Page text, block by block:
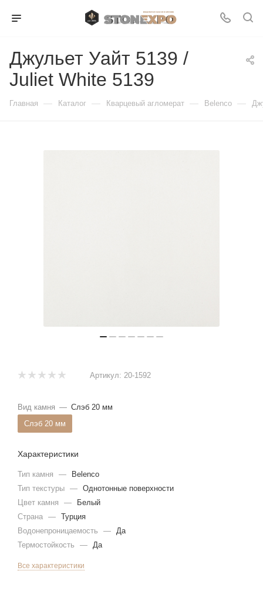
Джульет Уайт 5139 /
Juliet White 5139
Главная — Каталог — Кварцевый агломерат — Belenco —
Артикул: 20-1592
Вид камня — Слэб 20 мм
Слэб 20 мм
Характеристики
Тип камня —
Belenco
Тип текстуры — Однотонные поверхности
Цвет камня
—
Белый
Страна — Турция
Водонепроницаемость
—
Да
Термостойкость
— Да
Все характеристики